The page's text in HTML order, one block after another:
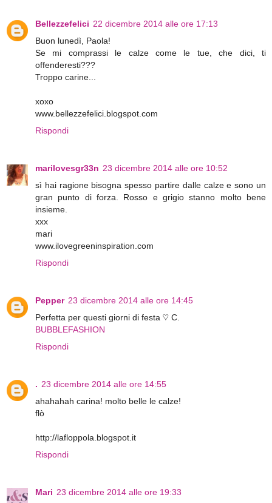
Bellezzefelici 22 dicembre 2014 alle ore 17:13
Buon lunedì, Paola!
Se mi comprassi le calze come le tue, che dici, ti
offenderesti???
Troppo carine...
xoxo
www.bellezzefelici.blogspot.com
Rispondi
marilovesgr33n 23 dicembre 2014 alle ore 10:52
sì hai ragione bisogna spesso partire dalle calze e sono un
gran punto di forza. Rosso e grigio stanno molto bene
insieme.
xxx
mari
www.ilovegreeninspiration.com
Rispondi
Pepper 23 dicembre 2014 alle ore 14:45
Perfetta per questi giorni di festa ♡ C.
BUBBLEFASHION
Rispondi
. 23 dicembre 2014 alle ore 14:55
ahahahah carina! molto belle le calze!
flò
http://lafloppola.blogspot.it
Rispondi
Mari 23 dicembre 2014 alle ore 19:33